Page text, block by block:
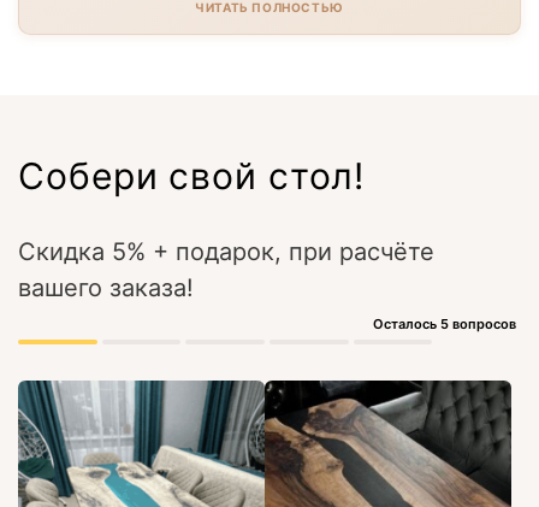
ЧИТАТЬ ПОЛНОСТЬЮ
Собери свой стол!
Скидка 5% + подарок, при расчёте
вашего заказа!
Осталось 5 вопросов